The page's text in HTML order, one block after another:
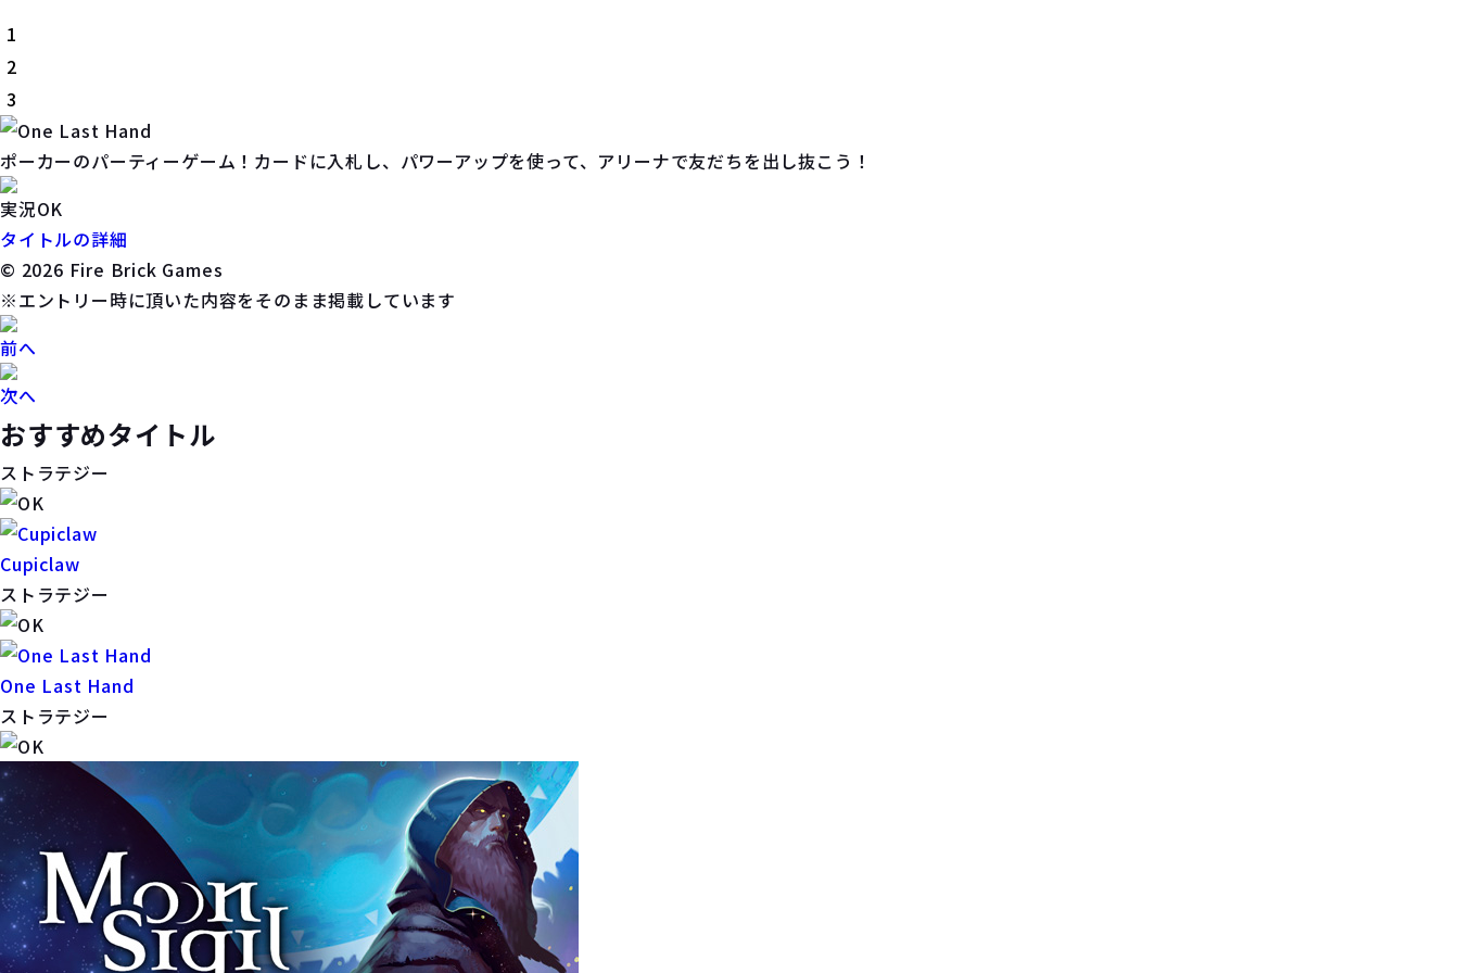
1
2
3
ポーカーのパーティーゲーム！カードに入札し、パワーアップを使って、アリーナで友だちを出し抜こう！
実況OK
タイトルの詳細
© 2026 Fire Brick Games
※エントリー時に頂いた内容をそのまま掲載しています
前へ
次へ
おすすめタイトル
ストラテジー
Cupiclaw
ストラテジー
One Last Hand
ストラテジー